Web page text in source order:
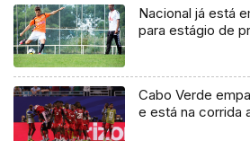
Nacional já está
para estágio de
Cabo Verde
e está na corrida